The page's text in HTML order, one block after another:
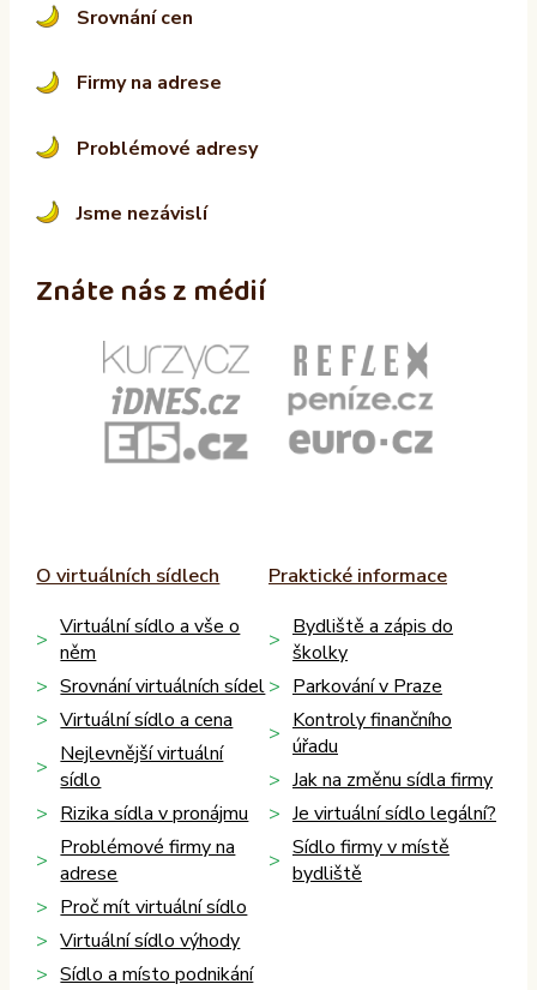
Srovnání cen
Firmy na adrese
Problémové adresy
Jsme nezávislí
Znáte nás z médií
O virtuálních sídlech
Virtuální sídlo a vše o
něm
Srovnání virtuálních sídel
Virtuální sídlo a cena
Nejlevnější virtuální
sídlo
Rizika sídla v pronájmu
Problémové firmy na
adrese
Proč mít virtuální sídlo
Virtuální sídlo výhody
Sídlo a místo podnikání
Praktické informace
Bydliště a zápis do
školky
Parkování v Praze
Kontroly finančního
úřadu
Jak na změnu sídla firmy
Je virtuální sídlo legální?
Sídlo firmy v místě
bydliště